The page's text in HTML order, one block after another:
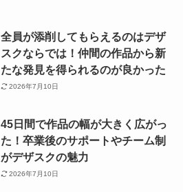
全員が添削してもらえるのはデザ
スクならでは！仲間の作品から新
たな発見を得られるのが良かった
2026年7月10日
45日間で作品の幅が大きく広がっ
た！卒業後のサポートやチーム制
がデザスクの魅力
2026年7月10日